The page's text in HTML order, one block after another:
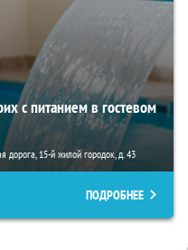
с питанием в гостевом
дорога, 15-й жилой городок, д. 43
ПОДРОБНЕЕ